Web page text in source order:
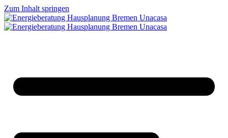
Zum Inhalt springen